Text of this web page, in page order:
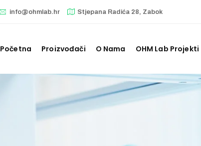
info@ohmlab.hr Stjepana Radića 28, Zabok
Početna Proizvođači O Nama OHM Lab Projekti